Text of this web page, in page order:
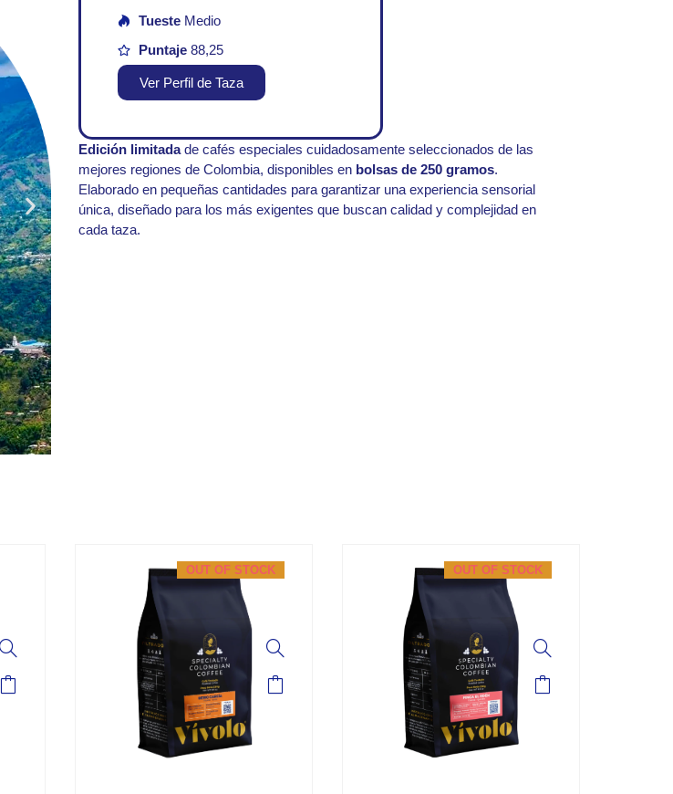
TuesteMedio
Puntaje88,25
Ver Perfil de Taza
Edición limitadade cafés especiales cuidadosamente seleccionados de las
mejores regiones de Colombia, disponibles en bolsas de 250 gramos.
Elaborado en pequeñas cantidades para garantizar una experiencia sensorial
única, diseñado para los más exigentes que buscan calidad y complejidad en
cada taza.
OUT OF STOCK OUT OF STOCK